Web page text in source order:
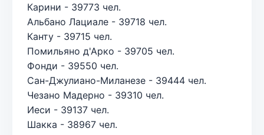
Карини - 39773 чел.
Альбано Лациале - 39718 чел.
Канту - 39715 чел.
Помильяно д'Арко - 39705 чел.
Фонди - 39550 чел.
Сан-Джулиано-Миланезе - 39444 чел.
Чезано Мадерно - 39310 чел.
Иеси - 39137 чел.
Шакка - 38967 чел.